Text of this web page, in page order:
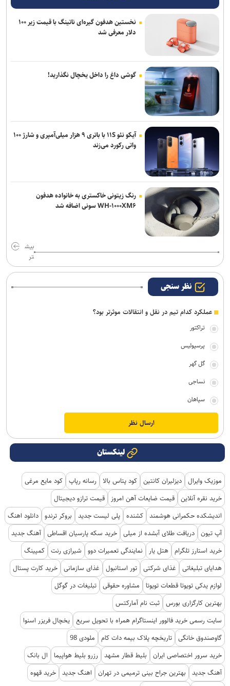
نخستین هدفون گیره‌ای ناتینگ با قیمت زیر ۱۰۰
دلار معرفی شد
گوشی داغ را داخل یخچال نگذارید!
آیکو نئو ۱۱S با باتری ۹ هزار میلی‌آمپری و شارژ ۱۰۰
واتی رکورد می‌زند
رنگ زیتونی خاکستری به خانواده هدفون
WH-۱۰۰۰XM۶ سونی اضافه شد
بیش
تر
نظر سنجی
عملکرد کدام تیم در نقل و انتقالات موثرتر بود؟
تراکتور
پرسپولیس
گل گهر
نساجی
سپاهان
لینکستان
موزیک وایرال دیزلیران کانتین کود پتاس بالا رسانه رپاپ کود مایع مرغی
خرید نقره آنلاین قیمت ضایعات آهن امروز
قیمت ترازو دیجیتال
اندیشکده حکمرانی هوشمند کشنده پلی لیست جدید بروکر ترندو دانلود اهنگ
آپ تیون دریافت طلای آبشده از میلی خرید سکه پارسیان اقساطی آهنگ جدید
خرید استارز تلگرام هتل یار نمایندگی تعمیرات دوو شیرازی رنت کمپینگ
هدایای تبلیغاتی
غذای شرکتی تور استانبول غذای سازمانی خرید کارت پستال
لوازم یدکی تویوتا قطعات تویوتا
مشاوره حقوقی تبلیغات در گوگل
بهترین کارگزاری بورس ثبت نام آمارکتس
سایت رسمی خرید فالوور اینستاگرام همراه با تحویل سریع یخچال فریزر اسنوا
گاوصندوق خانگی تاریخچه پلاک بیمه دات کام
ملودی 98
خرید سرور اختصاصی ایران
بلیط قطار مشهد رزرو بلیط هواپیما
ال بانک
آهنگ جدید
بهترین جراح بینی ترمیمی در تهران اهنگ جدید خرید قهوه